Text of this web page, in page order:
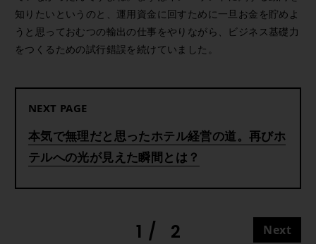
知りたいというのと、運用資金に回すために一旦お金を貯めよ
うと思っておむつの輸出の仕事をやりながら、ビジネス基礎力
をつくるための試行錯誤を続けていました。
NEXT PAGE
本気で無理だと思ったホテル経営の道。再びホ
テルへの光が見えた瞬間とは？
Next
1 2